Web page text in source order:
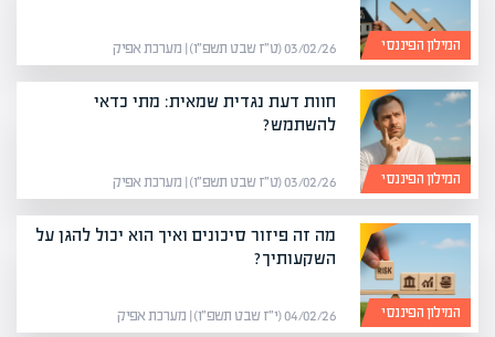
המילון הפיננסי 03/02/26 (ט״ז שבט תשפ״ו) | מערכת אפיק
המילון הפיננסי
חוות דעת נגדית שמאית: מתי כדאי
להשתמש?
03/02/26 (ט״ז שבט תשפ״ו) | מערכת אפיק
המילון הפיננסי
מה זה פיזור סיכונים ואיך הוא יכול להגן על
השקעותיך?
04/02/26 (י״ז שבט תשפ״ו) | מערכת אפיק